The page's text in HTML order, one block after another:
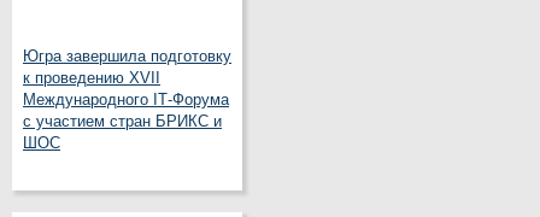
Югра завершила подготовку
к проведению XVII
Международного IT‑Форума
с участием стран БРИКС и
ШОС